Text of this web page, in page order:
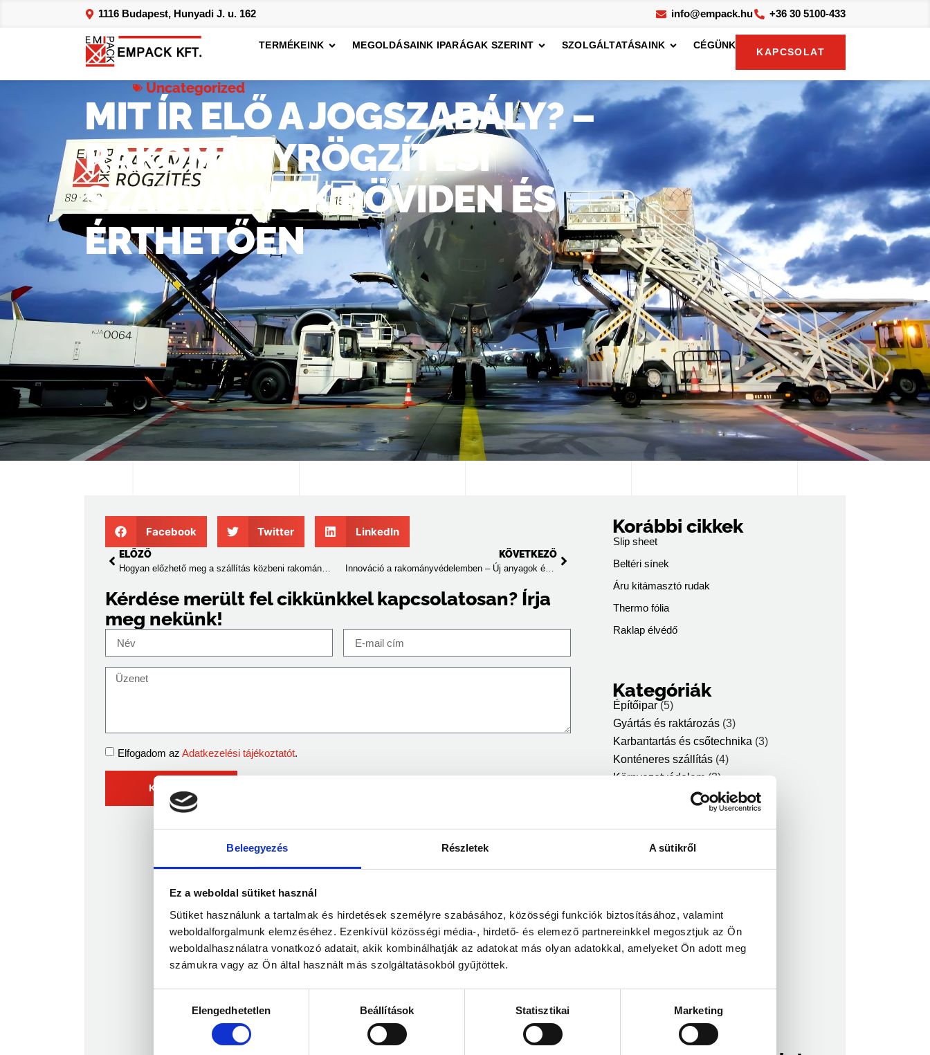
Beleegyezés Részletek A sütikről
Ez a weboldal sütiket használ
Sütiket használunk a tartalmak és hirdetések személyre szabásához, közösségi funkciók biztosításához, valamint
weboldalforgalmunk elemzéséhez. Ezenkívül közösségi média-, hirdető- és elemező partnereinkkel megosztjuk az Ön
weboldalhasználatra vonatkozó adatait, akik kombinálhatják az adatokat más olyan adatokkal, amelyeket Ön adott meg
számukra vagy az Ön által használt más szolgáltatásokból gyűjtöttek.
kiválasztásaElengedhetetlen Beállítások Statisztikai Marketing
1116 Budapest, Hunyadi J. u. 162 info@empack.hu +36 30 5100-433
TERMÉKEINK MEGOLDÁSAINK IPARÁGAK SZERINT SZOLGÁLTATÁSAINK CÉGÜNK
KAPCSOLAT
Uncategorized
MIT ÍR ELŐ A JOGSZABÁLY? –
RAKOMÁNYRÖGZÍTÉSI
SZABVÁNYOK RÖVIDEN ÉS
ÉRTHETŐEN
Facebook Twitter LinkedIn
ELŐZŐ
Hogyan előzhető meg a szállítás közbeni rakománykárosodás? – 5 bevált módszer
KÖVETKEZŐ
Innováció a rakományvédelemben – Új anyagok és technológiák
Kérdése merült fel cikkünkkel kapcsolatosan? Írja
meg nekünk!
Elfogadom az Adatkezelési tájékoztatót.
KÜLDÉS
Korábbi cikkek
Slip sheet
Beltéri sínek
Áru kitámasztó rudak
Thermo fólia
Raklap élvédő
Kategóriák
Építőipar (5)
Gyártás és raktározás (3)
Karbantartás és csőtechnika (3)
Konténeres szállítás (4)
Környezetvédelem(3)
Környezetvédelem és
hulladékgazdálkodás(2)
Rakományrögzítés
Uncategorized(3)
Iratkozzon fel,